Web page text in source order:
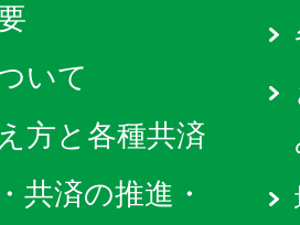
いて
方と各種共済
共済の推進・